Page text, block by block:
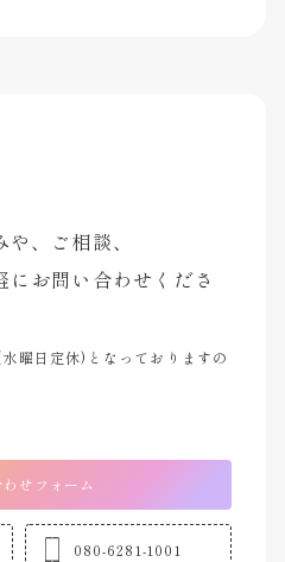
、ご相談、
にお問い合わせくださ
曜日定休)となっておりますの
せフォーム
080-6281-1001